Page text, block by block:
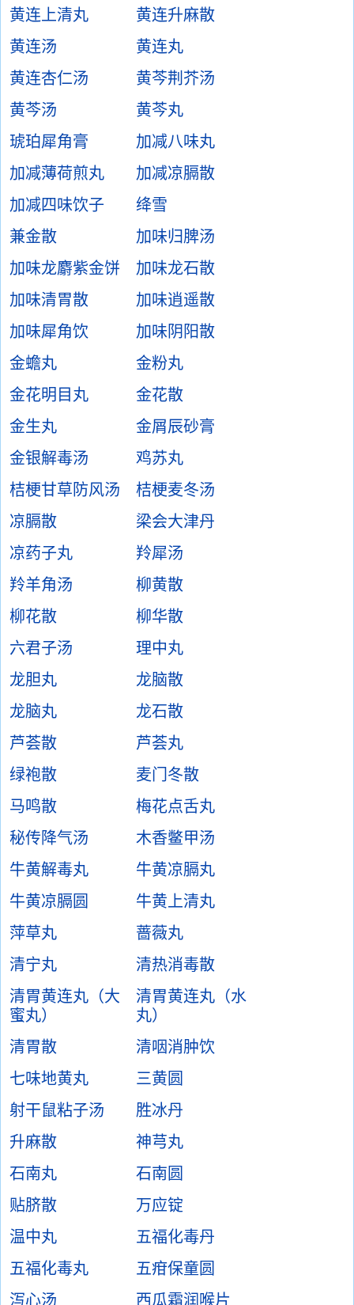
黄连上清丸
黄连升麻散
黄连汤
黄连丸
黄连杏仁汤
黄芩荆芥汤
黄芩汤
黄芩丸
琥珀犀角膏
加减八味丸
加减薄荷煎丸
加减凉膈散
加减四味饮子
绛雪
兼金散
加味归脾汤
加味龙麝紫金饼
加味龙石散
加味清胃散
加味逍遥散
加味犀角饮
加味阴阳散
金蟾丸
金粉丸
金花明目丸
金花散
金生丸
金屑辰砂膏
金银解毒汤
鸡苏丸
桔梗甘草防风汤
桔梗麦冬汤
凉膈散
梁会大津丹
凉药子丸
羚犀汤
羚羊角汤
柳黄散
柳花散
柳华散
六君子汤
理中丸
龙胆丸
龙脑散
龙脑丸
龙石散
芦荟散
芦荟丸
绿袍散
麦门冬散
马鸣散
梅花点舌丸
秘传降气汤
木香鳖甲汤
牛黄解毒丸
牛黄凉膈丸
牛黄凉膈圆
牛黄上清丸
萍草丸
蔷薇丸
清宁丸
清热消毒散
清胃黄连丸（大
蜜丸）
清胃黄连丸（水
丸）
清胃散
清咽消肿饮
七味地黄丸
三黄圆
射干鼠粘子汤
胜冰丹
升麻散
神芎丸
石南丸
石南圆
贴脐散
万应锭
温中丸
五福化毒丹
五福化毒丸
五疳保童圆
泻心汤
西瓜霜润喉片